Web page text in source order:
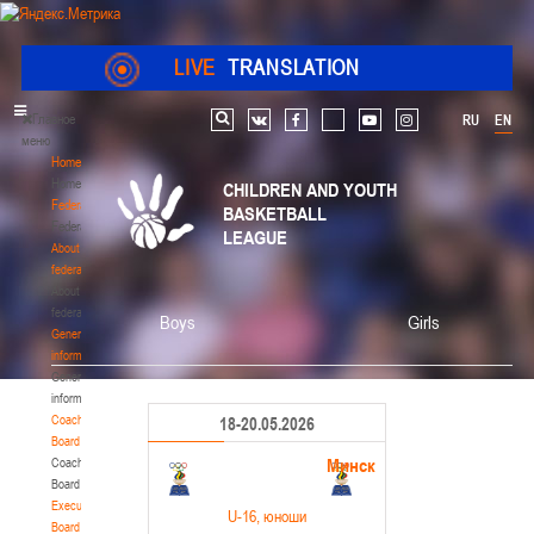
LIVE TRANSLATION
Главное
меню
Home
Home
Federation
Federation
About
federation
About
federation
General
information
General
information
Coaching
Board
Coaching
Board
Executive
Board
RU EN
Search vk facebook youtube instagram
CHILDREN AND YOUTH
BASKETBALL
LEAGUE
Boys Girls
18-20.05.2026
Минск
U-16 , юноши